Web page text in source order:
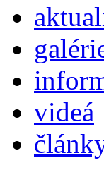
videá